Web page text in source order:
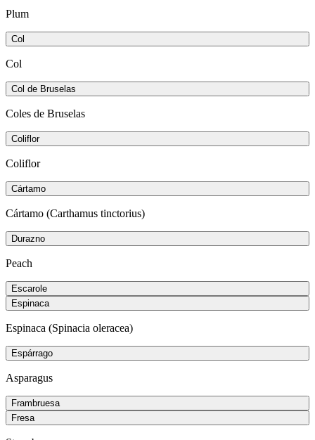
Plum
Col
Col
Col de Bruselas
Coles de Bruselas
Coliflor
Coliflor
Cártamo
Cártamo (Carthamus tinctorius)
Durazno
Peach
Escarole
Espinaca
Espinaca (Spinacia oleracea)
Espárrago
Asparagus
Frambruesa
Fresa